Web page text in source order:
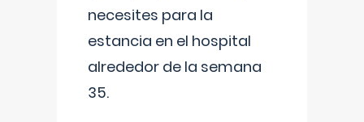
necesites para la
estancia en el hospital
alrededor de la semana
35.